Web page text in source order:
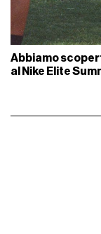
Abbiamo
al Nike Elite